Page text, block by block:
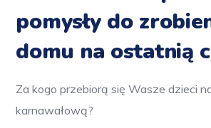
pomysły do
domu na ostatnią
Za kogo przebiorą się Wasze dzieci
karnawałową?